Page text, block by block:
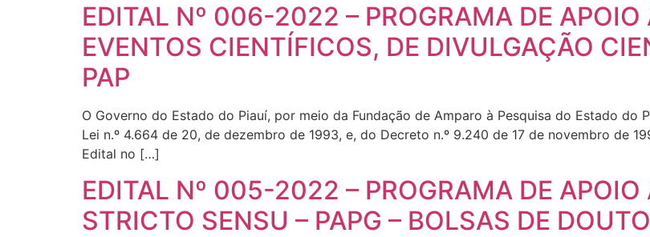
EDITAL Nº 006-2022 – PROGRAMA DE APOIO
EVENTOS CIENTÍFICOS, DE DIVULGAÇÃO
PAP
O Governo do Estado do Piauí, por meio da Fundação de Amparo à Pesquisa do Estado do
Lei n.º 4.664 de 20, de dezembro de 1993, e, do Decreto n.º 9.240 de 17 de novembro de
Edital no […]
EDITAL Nº 005-2022 – PROGRAMA DE
STRICTO SENSU – PAPG – BOLSAS DE